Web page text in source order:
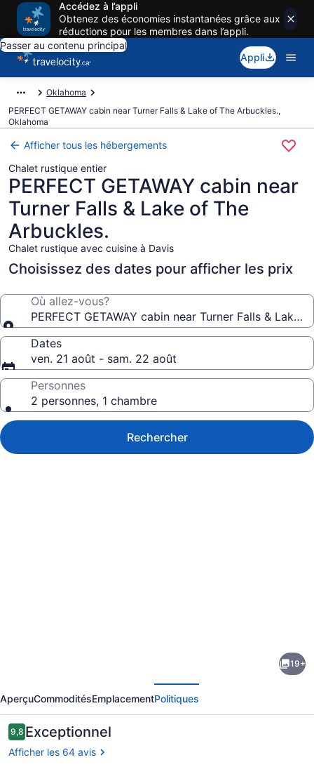
Accédez à l’appli
Obtenez des économies instantanées grâce aux
réductions pour les membres dans l’appli.
Passer au contenu principal
Appli
Oklahoma
PERFECT GETAWAY cabin near Turner Falls & Lake of The Arbuckles.,
Oklahoma
Afficher tous les hébergements
Chalet rustique entier
PERFECT GETAWAY cabin near
Turner Falls & Lake of The
Arbuckles.
Chalet rustique avec cuisine à Davis
Choisissez des dates pour afficher les prix
Où allez-vous?
PERFECT GETAWAY cabin near Turner Falls & Lake
Dates
ven. 21 août - sam. 22 août
Personnes
2 personnes, 1 chambre
Rechercher
PERFECT
GETAWAY
cabin
near
19+
AperçuCommoditésEmplacementPolitiques
Avis
9,89,8 sur 10 –
Exceptionnel
Afficher les 64 avis